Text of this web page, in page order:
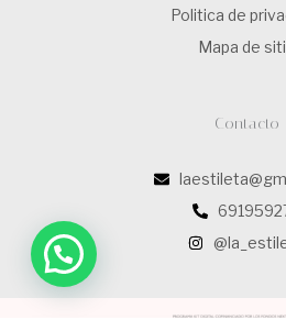
Politica de
Mapa de
Contacto